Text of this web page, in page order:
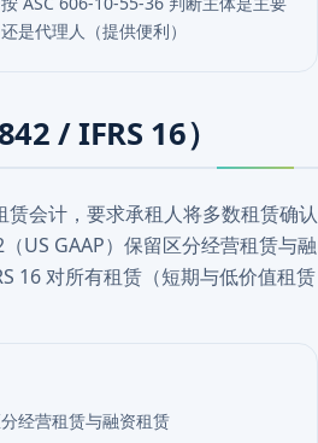
是代理人（提供便利）
/ IFRS 16）
会计，要求承租人将多数租赁确认
US GAAP）保留区分经营租赁与融
16 对所有租赁（短期与低价值租赁
经营租赁与融资租赁